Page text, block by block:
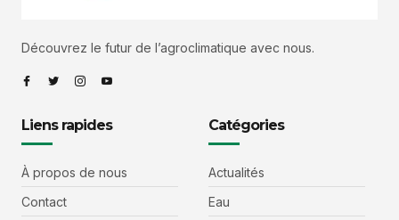
Découvrez le futur de l’agroclimatique avec nous.
Liens rapides
À propos de nous
Contact
Catégories
Actualités
Eau